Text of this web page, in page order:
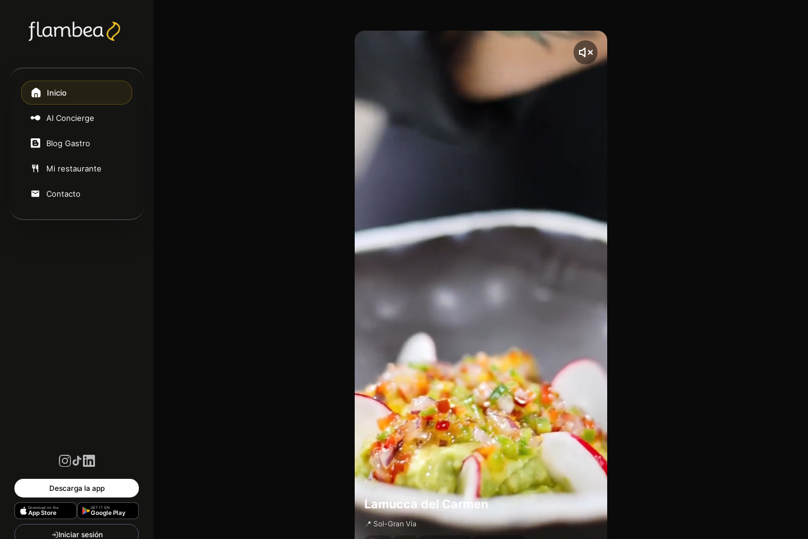
Inicio
AI Concierge
Blog Gastro
Mi restaurante
Contacto
Descarga la app
Download on the
App Store
GET IT ON
Google Play
Iniciar sesión
Lamucca del Carmen
📍 Sol-Gran Vía
Lamucca del Carmen es la sede del grupo Lamucca en la Plaza del Carmen, en pleno centro de
[00:00 - Escena 1: Introducción y Ambiente] El vídeo comienza con una toma de Lamucca del